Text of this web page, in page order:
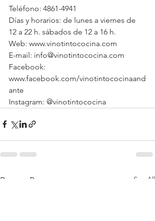
Teléfono: 4861-4941
Días y horarios: de lunes a viernes de
12 a 22 h. sábados de 12 a 16 h.
Web: www.vinotintococina.com
E-mail: info@vinotintococina.com
Facebook:
www.facebook.com/vinotintococinaand
ante
Instagram: @vinotintococina
Recent Posts See All